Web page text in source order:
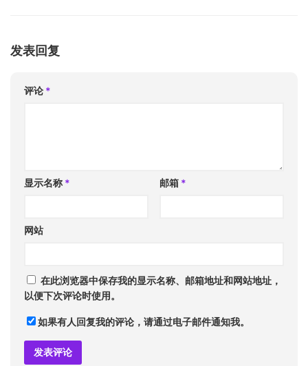
发表回复
评论 *
显示名称 * 邮箱 *
网站
在此浏览器中保存我的显示名称、邮箱地址和网站地址，
以便下次评论时使用。
如果有人回复我的评论，请通过电子邮件通知我。